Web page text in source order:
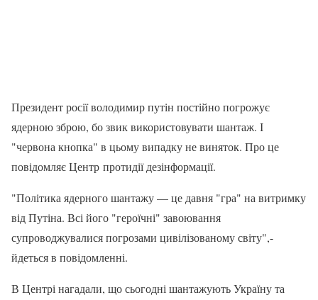
Президент росії володимир путін постійно погрожує
ядерною зброю, бо звик використовувати шантаж. І
"червона кнопка" в цьому випадку не виняток. Про це
повідомляє Центр протидії дезінформації.
"Політика ядерного шантажу — це давня "гра" на витримку
від Путіна. Всі його "героїчні" завоювання
супроводжувалися погрозами цивілізованому світу",-
йдеться в повідомленні.
В Центрі нагадали, що сьогодні шантажують Україну та